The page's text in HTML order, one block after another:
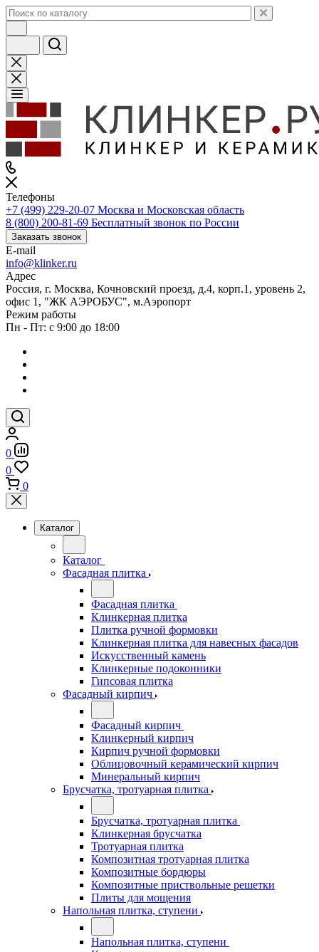
Телефоны
+7 (499) 229-20-07 Москва и Московская область
8 (800) 200-81-69 Бесплатный звонок по России
Заказать звонок
E-mail
info@klinker.ru
Адрес
Россия, г. Москва, Кочновский проезд, д.4, корп.1, уровень 2,
офис 1, "ЖК АЭРОБУС", м.Аэропорт
Режим работы
Пн - Пт: с 9:00 до 18:00
0
0
0
Каталог
Каталог
Фасадная плитка
Фасадная плитка
Клинкерная плитка
Плитка ручной формовки
Клинкерная плитка для навесных фасадов
Искусственный камень
Клинкерные подоконники
Гипсовая плитка
Фасадный кирпич
Фасадный кирпич
Клинкерный кирпич
Кирпич ручной формовки
Облицовочный керамический кирпич
Минеральный кирпич
Брусчатка, тротуарная плитка
Брусчатка, тротуарная плитка
Клинкерная брусчатка
Тротуарная плитка
Композитная тротуарная плитка
Композитные бордюры
Композитные приствольные решетки
Плиты для мощения
Напольная плитка, ступени
Напольная плитка, ступени